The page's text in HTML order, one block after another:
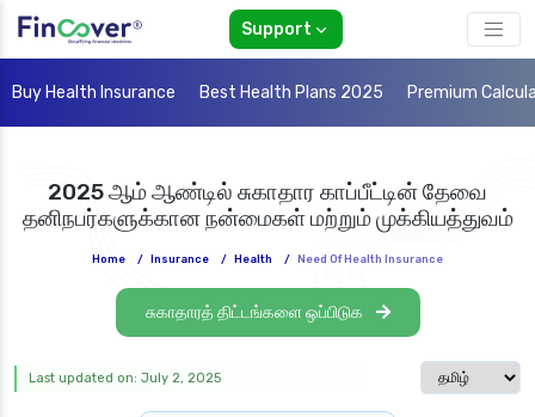
Support
Buy Health Insurance Best Health Plans 2025 Premium
2025 ஆம் ஆண்டில் சுகாதார காப்பீட்டின் தேவை
தனிநபர்களுக்கான நன்மைகள் மற்றும் முக்கியத்துவம்
Home / Insurance / Health / Need Of Health Insurance
சுகாதாரத் திட்டங்களை ஒப்பிடுக
Select
Last updated on: July 2, 2025